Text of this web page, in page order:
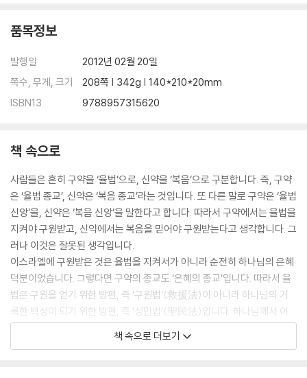
품목정보
발행일
2012년 02월 20일
쪽수, 무게, 크기
208쪽 | 342g | 140*210*20mm
ISBN13
9788957315620
책 속으로
사람들은 흔히 구약을 ‘율법’으로, 신약을 ‘복음’으로 구분합니다. 즉, 구약
은 ‘율법 종교’, 신약은 ‘복음 종교’라는 것입니다. 또 다른 말로 구약은 ‘율법
신앙’을, 신약은 ‘복음 신앙’을 말한다고 합니다. 따라서 구약에서는 율법을
지켜야 구원받고, 신약에서는 복음을 믿어야 구원받는다고 생각합니다. 그
러나 이것은 잘못된 생각입니다.
이스라엘에 구원받은 것은 율법을 지켜서가 아니라 순전히 하나님의 은혜
덕분이었습니다. 그렇다면 구약의 종교도 ‘은혜의 종교’입니다. 따라서 율
법은 구원을 얻기 위한 방편, 즉 ‘구원법’(救援法)이 아니라 하나님의 거
룩한 백성이 되기 위한 방편, 즉 ‘성민법’(聖民法)입니다. 하나님께서 이
스라엘 백성에게 계명을 주신 이유는, 그들이 구원받은 백성으로서 마땅히
행할 태도와 행실을 알려주시기 위함이었습니다. --- 제 0계명, ‘십계명,
책 속으로 더보기